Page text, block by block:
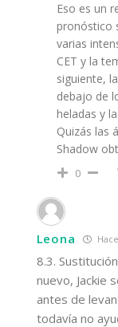
Eso es un
pronóstico
varias
CET y la
siguiente,
debajo de
heladas y
Quizás las
Shadow
0
Leona
8.3.
nuevo, Jackie
antes de
todavía no